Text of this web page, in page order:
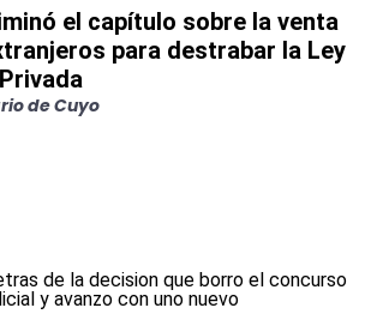
el capítulo sobre la venta
para destrabar la Ley
de Cuyo